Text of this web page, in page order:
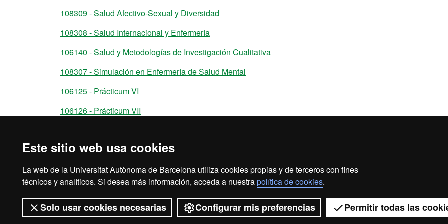
Este sitio web usa cookies
La web de la Universitat Autònoma de Barcelona utiliza cookies propias y de terceros con fines
técnicos y analíticos. Si desea más información, acceda a nuestrapolítica de cookies.
Solo usar cookies necesarias Configurar mis preferencias Permitir todas las
108309 - Salud Afectivo-Sexual y Diversidad
108308 - Salud Internacional y Enfermería
106140 - Salud y Metodologías de Investigación Cualitativa
108307 - Simulación en Enfermería de Salud Mental
106125 - Prácticum VI
106126 - Prácticum VII
106127 - Trabajo de Fin de Grado
2026 Universitat Autònoma de Barcelona